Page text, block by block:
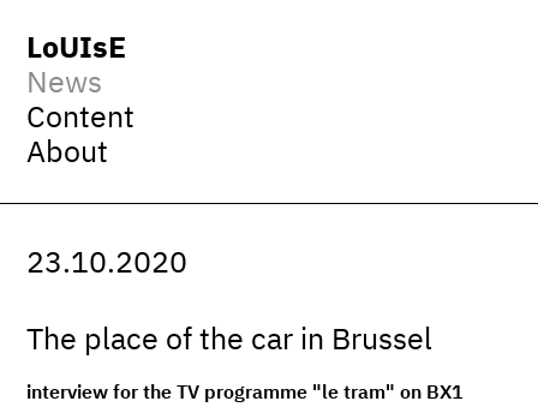
LoUIsE
News
Content
About
23.10.2020
The place of the car in Brussel
interview for the TV programme "le tram" on BX1